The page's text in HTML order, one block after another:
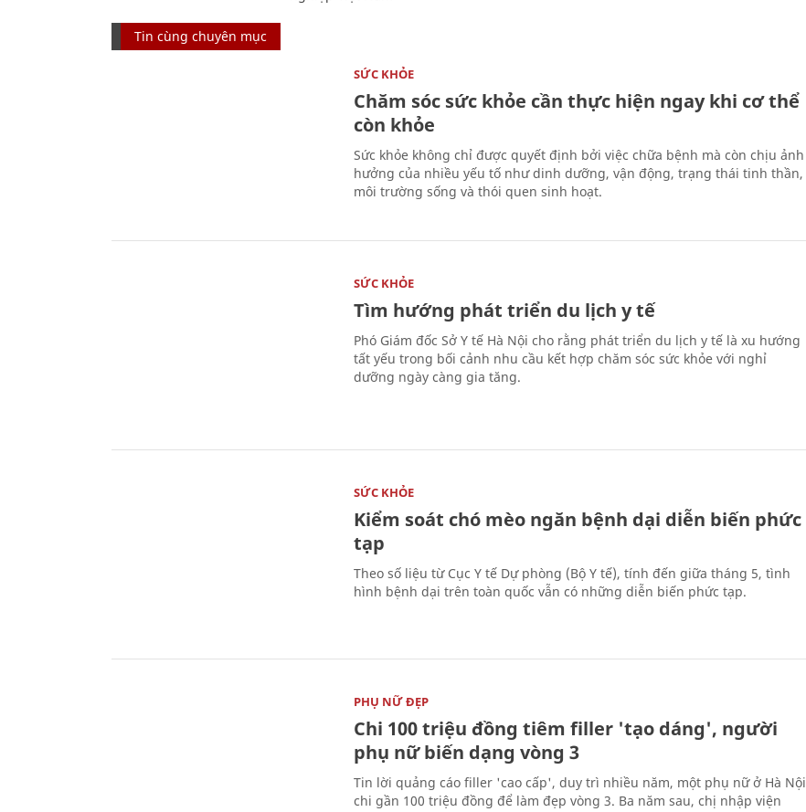
Tin cùng chuyên mục
SỨC KHỎE
Chăm sóc sức khỏe cần thực hiện ngay khi cơ thể
còn khỏe
Sức khỏe không chỉ được quyết định bởi việc chữa bệnh mà còn chịu ảnh
hưởng của nhiều yếu tố như dinh dưỡng, vận động, trạng thái tinh thần,
môi trường sống và thói quen sinh hoạt.
SỨC KHỎE
Tìm hướng phát triển du lịch y tế
Phó Giám đốc Sở Y tế Hà Nội cho rằng phát triển du lịch y tế là xu hướng
tất yếu trong bối cảnh nhu cầu kết hợp chăm sóc sức khỏe với nghỉ
dưỡng ngày càng gia tăng.
SỨC KHỎE
Kiểm soát chó mèo ngăn bệnh dại diễn biến phức
tạp
Theo số liệu từ Cục Y tế Dự phòng (Bộ Y tế), tính đến giữa tháng 5, tình
hình bệnh dại trên toàn quốc vẫn có những diễn biến phức tạp.
PHỤ NỮ ĐẸP
Chi 100 triệu đồng tiêm filler 'tạo dáng', người
phụ nữ biến dạng vòng 3
Tin lời quảng cáo filler 'cao cấp', duy trì nhiều năm, một phụ nữ ở Hà Nội
chi gần 100 triệu đồng để làm đẹp vòng 3. Ba năm sau, chị nhập viện